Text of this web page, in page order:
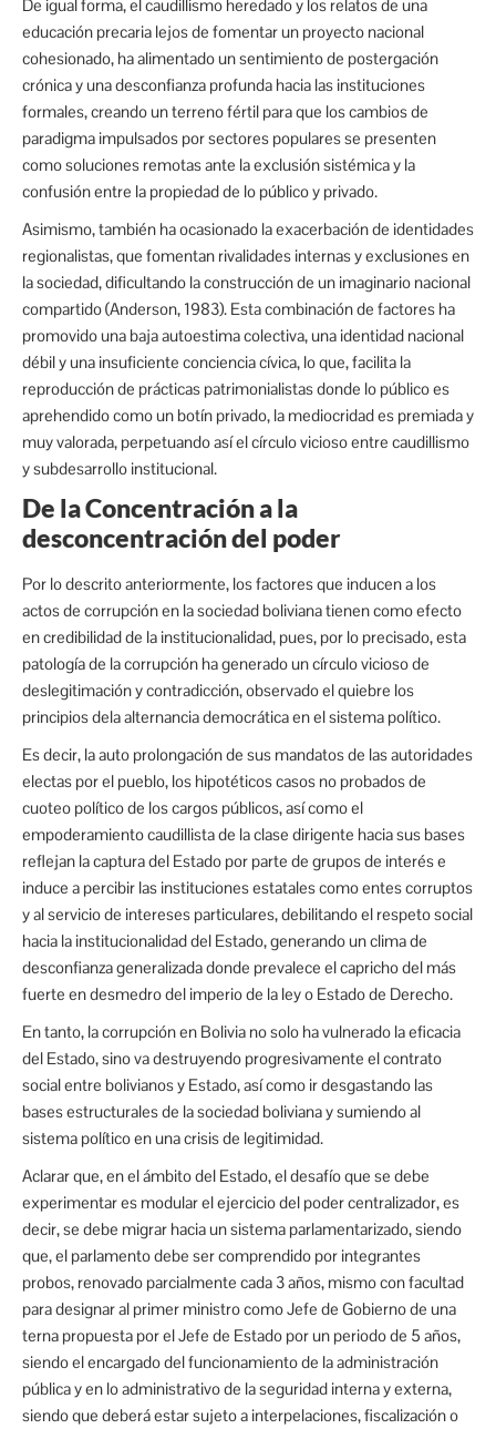
De igual forma, el caudillismo heredado y los relatos de una
educación precaria lejos de fomentar un proyecto nacional
cohesionado, ha alimentado un sentimiento de postergación
crónica y una desconfianza profunda hacia las instituciones
formales, creando un terreno fértil para que los cambios de
paradigma impulsados por sectores populares se presenten
como soluciones remotas ante la exclusión sistémica y la
confusión entre la propiedad de lo público y privado.
Asimismo, también ha ocasionado la exacerbación de identidades
regionalistas, que fomentan rivalidades internas y exclusiones en
la sociedad, dificultando la construcción de un imaginario nacional
compartido (Anderson, 1983). Esta combinación de factores ha
promovido una baja autoestima colectiva, una identidad nacional
débil y una insuficiente conciencia cívica, lo que, facilita la
reproducción de prácticas patrimonialistas donde lo público es
aprehendido como un botín privado, la mediocridad es premiada y
muy valorada, perpetuando así el círculo vicioso entre caudillismo
y subdesarrollo institucional.
De la Concentración a la
desconcentración del poder
Por lo descrito anteriormente, los factores que inducen a los
actos de corrupción en la sociedad boliviana tienen como efecto
en credibilidad de la institucionalidad, pues, por lo precisado, esta
patología de la corrupción ha generado un círculo vicioso de
deslegitimación y contradicción, observado el quiebre los
principios dela alternancia democrática en el sistema político.
Es decir, la auto prolongación de sus mandatos de las autoridades
electas por el pueblo, los hipotéticos casos no probados de
cuoteo político de los cargos públicos, así como el
empoderamiento caudillista de la clase dirigente hacia sus bases
reflejan la captura del Estado por parte de grupos de interés e
induce a percibir las instituciones estatales como entes corruptos
y al servicio de intereses particulares, debilitando el respeto social
hacia la institucionalidad del Estado, generando un clima de
desconfianza generalizada donde prevalece el capricho del más
fuerte en desmedro del imperio de la ley o Estado de Derecho.
En tanto, la corrupción en Bolivia no solo ha vulnerado la eficacia
del Estado, sino va destruyendo progresivamente el contrato
social entre bolivianos y Estado, así como ir desgastando las
bases estructurales de la sociedad boliviana y sumiendo al
sistema político en una crisis de legitimidad.
Aclarar que, en el ámbito del Estado, el desafío que se debe
experimentar es modular el ejercicio del poder centralizador, es
decir, se debe migrar hacia un sistema parlamentarizado, siendo
que, el parlamento debe ser comprendido por integrantes
probos, renovado parcialmente cada 3 años, mismo con facultad
para designar al primer ministro como Jefe de Gobierno de una
terna propuesta por el Jefe de Estado por un periodo de 5 años,
siendo el encargado del funcionamiento de la administración
pública y en lo administrativo de la seguridad interna y externa,
siendo que deberá estar sujeto a interpelaciones, fiscalización o